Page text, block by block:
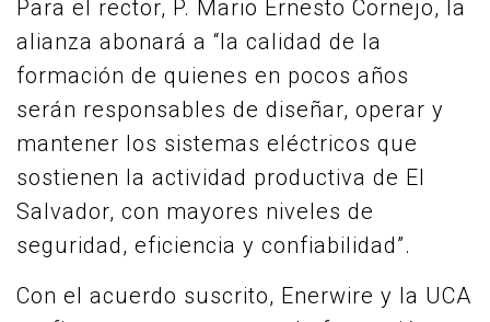
Para el rector, P. Mario Ernesto Cornejo, la
alianza abonará a “la calidad de la
formación de quienes en pocos años
serán responsables de diseñar, operar y
mantener los sistemas eléctricos que
sostienen la actividad productiva de El
Salvador, con mayores niveles de
seguridad, eficiencia y confiabilidad”.
Con el acuerdo suscrito, Enerwire y la UCA